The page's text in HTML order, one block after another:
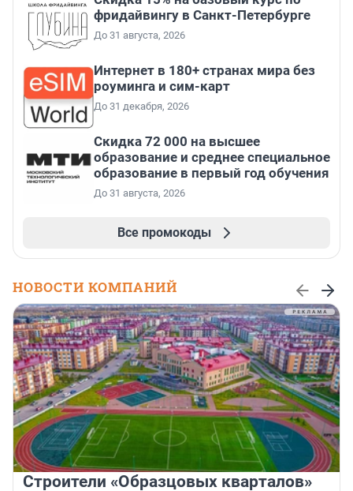
фридайвингу в Санкт-Петербурге
До 31 августа, 2026
Интернет в 180+ странах мира без
роуминга и сим-карт
До 31 декабря, 2026
Скидка 72 000 на высшее
образование и среднее специальное
образование в первый год обучения
До 31 августа, 2026
Все промокоды
НОВОСТИ КОМПАНИЙ
Строители «Образцовых кварталов»